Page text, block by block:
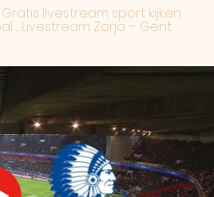
livestream sport kijken.
... Livestream Zorja – Gent.